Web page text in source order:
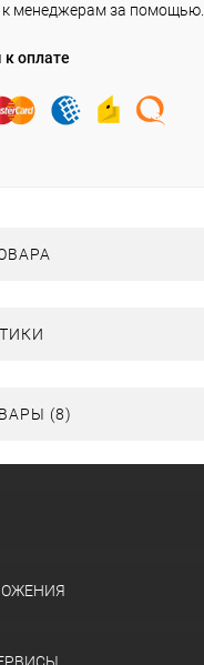
к менеджерам за помощью.
оплате
(8)